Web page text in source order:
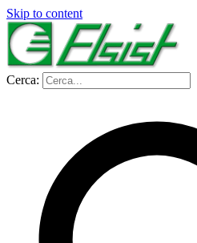
Skip to content
Cerca: